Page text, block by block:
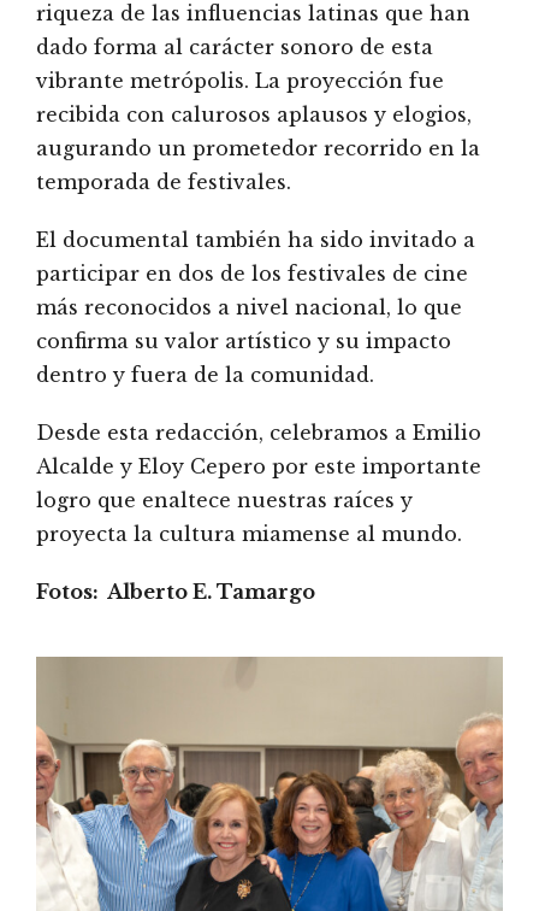
riqueza de las influencias latinas que han
dado forma al carácter sonoro de esta
vibrante metrópolis. La proyección fue
recibida con calurosos aplausos y elogios,
augurando un prometedor recorrido en la
temporada de festivales.
El documental también ha sido invitado a
participar en dos de los festivales de cine
más reconocidos a nivel nacional, lo que
confirma su valor artístico y su impacto
dentro y fuera de la comunidad.
Desde esta redacción, celebramos a Emilio
Alcalde y Eloy Cepero por este importante
logro que enaltece nuestras raíces y
proyecta la cultura miamense al mundo.
Fotos: Alberto E. Tamargo